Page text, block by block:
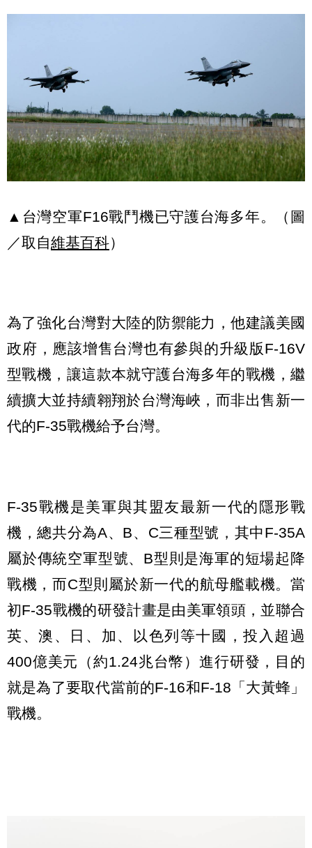
▲台灣空軍F16戰鬥機已守護台海多年。（圖
／取自維基百科）
為了強化台灣對大陸的防禦能力，他建議美國
政府，應該增售台灣也有參與的升級版F-16V
型戰機，讓這款本就守護台海多年的戰機，繼
續擴大並持續翱翔於台灣海峽，而非出售新一
代的F-35戰機給予台灣。
F-35戰機是美軍與其盟友最新一代的隱形戰
機，總共分為A、B、C三種型號，其中F-35A
屬於傳統空軍型號、B型則是海軍的短場起降
戰機，而C型則屬於新一代的航母艦載機。當
初F-35戰機的研發計畫是由美軍領頭，並聯合
英、澳、日、加、以色列等十國，投入超過
400億美元（約1.24兆台幣）進行研發，目的
就是為了要取代當前的F-16和F-18「大黃蜂」
戰機。